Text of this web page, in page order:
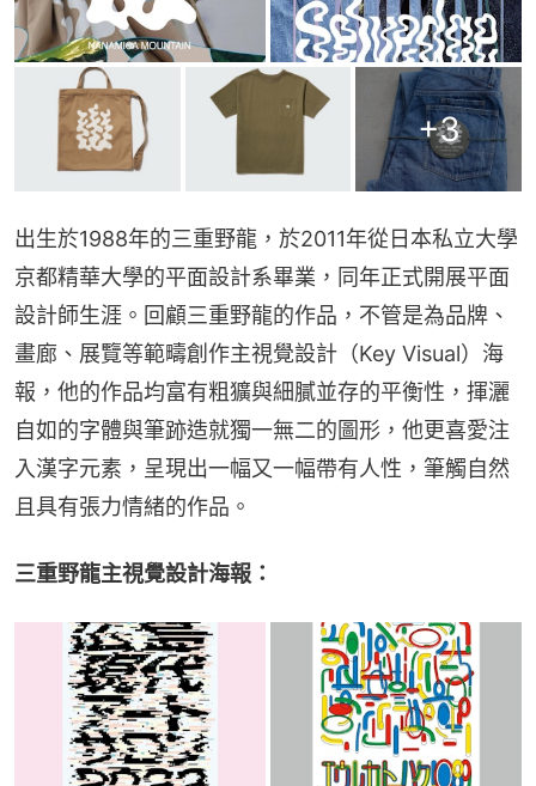
+3
出生於1988年的三重野龍，於2011年從日本私立大學
京都精華大學的平面設計系畢業，同年正式開展平面
設計師生涯。回顧三重野龍的作品，不管是為品牌、
畫廊、展覽等範疇創作主視覺設計（Key Visual）海
報，他的作品均富有粗獷與細膩並存的平衡性，揮灑
自如的字體與筆跡造就獨一無二的圖形，他更喜愛注
入漢字元素，呈現出一幅又一幅帶有人性，筆觸自然
且具有張力情緒的作品。
三重野龍主視覺設計海報：